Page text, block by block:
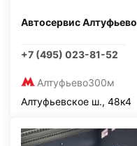
Автосервис Алтуфьево
+7 (495) 023-81-52
Алтуфьево300м
Алтуфьевское ш., 48к4